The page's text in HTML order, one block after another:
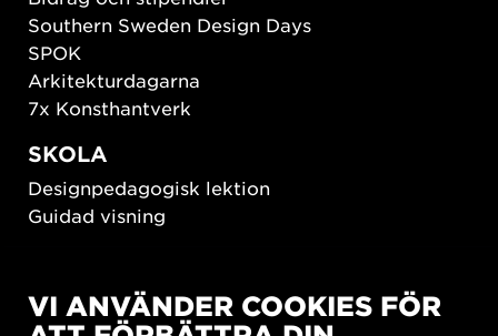
Southern Sweden Design Days
SPOK
Arkitekturdagarna
7x Konsthantverk
SKOLA
Designpedagogisk lektion
Guidad visning
New European Bauhaus
VI ANVÄNDER COOKIES FÖR